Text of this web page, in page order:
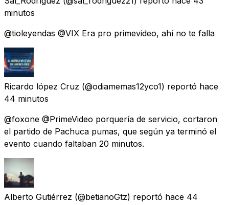
minutos
@tioleyendas @VIX Era pro primevideo, ahí no te falla
Ricardo lópez Cruz (@odiamemas12yco1) reportó hace
44 minutos
@foxone @PrimeVideo porquería de servicio, cortaron
el partido de Pachuca pumas, que según ya terminó el
evento cuando faltaban 20 minutos.
Alberto Gutiérrez (@betianoGtz) reportó hace 44